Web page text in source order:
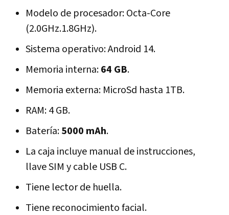
Modelo de procesador: Octa-Core
(2.0GHz.1.8GHz).
Sistema operativo: Android 14.
Memoria interna:64 GB.
Memoria externa: MicroSd hasta 1TB.
RAM: 4 GB.
Batería:5000 mAh.
La caja incluye manual de instrucciones,
llave SIM y cable USB C.
Tiene lector de huella.
Tiene reconocimiento facial.